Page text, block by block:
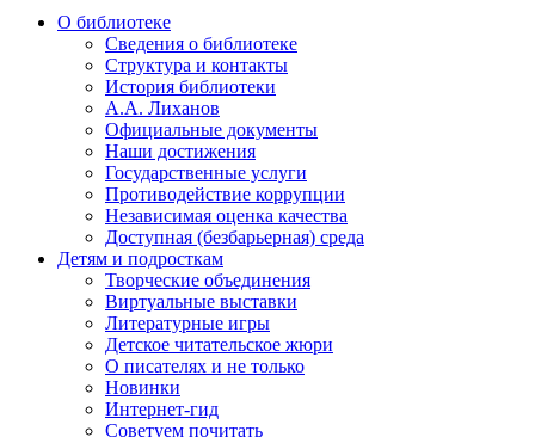
О библиотеке
Сведения о библиотеке
Структура и контакты
История библиотеки
А.А. Лиханов
Официальные документы
Наши достижения
Государственные услуги
Противодействие коррупции
Независимая оценка качества
Доступная (безбарьерная) среда
Детям и подросткам
Творческие объединения
Виртуальные выставки
Литературные игры
Детское читательское жюри
О писателях и не только
Новинки
Интернет-гид
Советуем почитать